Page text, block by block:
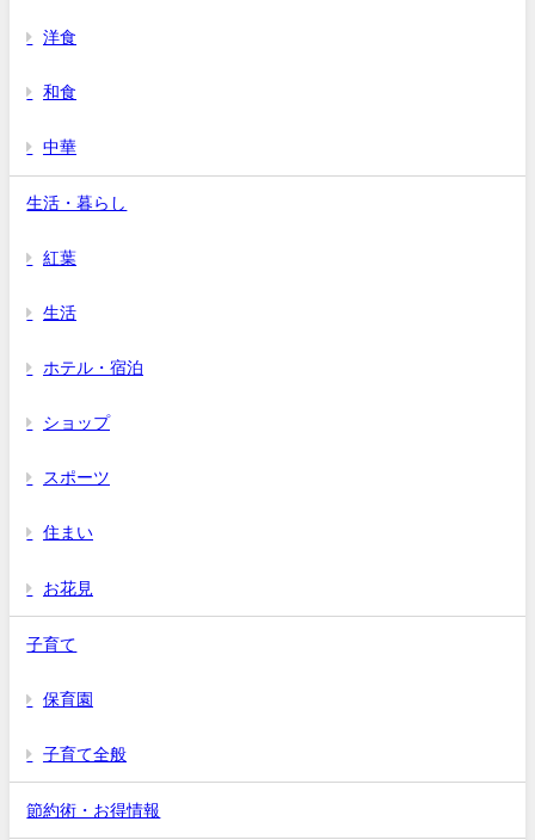
洋食
和食
中華
生活・暮らし
紅葉
生活
ホテル・宿泊
ショップ
スポーツ
住まい
お花見
子育て
保育園
子育て全般
節約術・お得情報